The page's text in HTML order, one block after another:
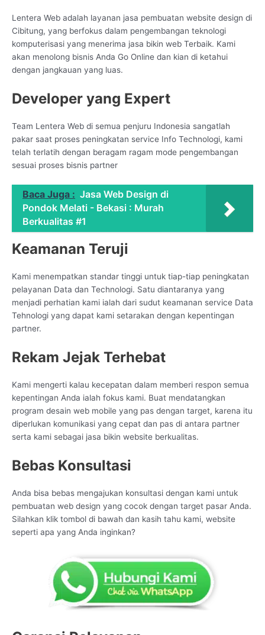
Lentera Web adalah layanan jasa pembuatan website design di
Cibitung, yang berfokus dalam pengembangan teknologi
komputerisasi yang menerima jasa bikin web Terbaik. Kami
akan menolong bisnis Anda Go Online dan kian di ketahui
dengan jangkauan yang luas.
Developer yang Expert
Team Lentera Web di semua penjuru Indonesia sangatlah
pakar saat proses peningkatan service Info Technologi, kami
telah terlatih dengan beragam ragam mode pengembangan
sesuai proses bisnis partner
Baca Juga : Jasa Web Design di
Pondok Melati - Bekasi : Murah
Berkualitas #1
Keamanan Teruji
Kami menempatkan standar tinggi untuk tiap-tiap peningkatan
pelayanan Data dan Technologi. Satu diantaranya yang
menjadi perhatian kami ialah dari sudut keamanan service Data
Tehnologi yang dapat kami setarakan dengan kepentingan
partner.
Rekam Jejak Terhebat
Kami mengerti kalau kecepatan dalam memberi respon semua
kepentingan Anda ialah fokus kami. Buat mendatangkan
program desain web mobile yang pas dengan target, karena itu
diperlukan komunikasi yang cepat dan pas di antara partner
serta kami sebagai jasa bikin website berkualitas.
Bebas Konsultasi
Anda bisa bebas mengajukan konsultasi dengan kami untuk
pembuatan web design yang cocok dengan target pasar Anda.
Silahkan klik tombol di bawah dan kasih tahu kami, website
seperti apa yang Anda inginkan?